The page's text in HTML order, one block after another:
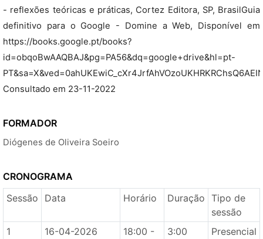
- reflexões teóricas e práticas, Cortez Editora, SP, BrasilGuia
definitivo para o Google - Domine a Web, Disponível em
https://books.google.pt/books?
id=obqoBwAAQBAJ&pg=PA56&dq=google+drive&hl=pt-
Consultado em 23-11-2022
FORMADOR
Diógenes de Oliveira Soeiro
CRONOGRAMA
Sessão
Data Horário Duração Tipo de
sessão
1
16-04-2026
18:00 -
3:00 Presencial